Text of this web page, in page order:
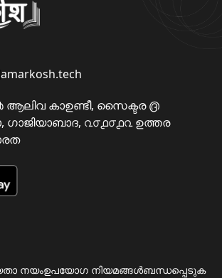
ആലിവ കാഉണ്ടീ, സൈക്ടര ൫
൨൦൧൦൧൨ ഉത്തര
നയംഉപയോഗ നിയമങ്ങൾബന്ധപ്പെടുക